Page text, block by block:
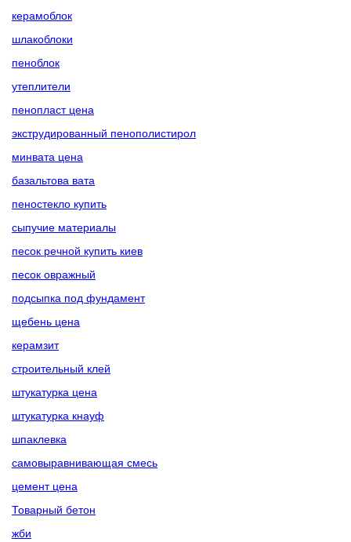
керамоблок
шлакоблоки
пеноблок
утеплители
пенопласт цена
экструдированный пенополистирол
минвата цена
базальтова вата
пеностекло купить
сыпучие материалы
песок речной купить киев
песок овражный
подсыпка под фундамент
щебень цена
керамзит
строительный клей
штукатурка цена
штукатурка кнауф
шпаклевка
самовыравнивающая смесь
цемент цена
Товарный бетон
жби